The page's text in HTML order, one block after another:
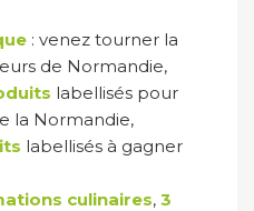
: venez tourner la
de Normandie,
labellisés pour
la Normandie,
labellisés à gagner
culinaires, 3